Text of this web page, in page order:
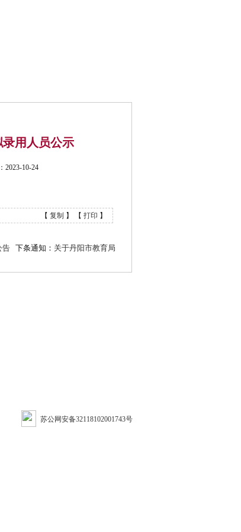
用人员公示
2023-10-24
【 复制 】 【 打印 】
告 下条通知： 关于丹阳市教育局
苏公网安备32118102001743号